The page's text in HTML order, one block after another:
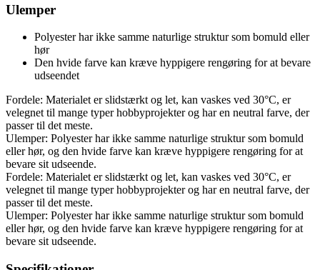
Ulemper
Polyester har ikke samme naturlige struktur som bomuld eller
hør
Den hvide farve kan kræve hyppigere rengøring for at bevare
udseendet
Fordele: Materialet er slidstærkt og let, kan vaskes ved 30°C, er
velegnet til mange typer hobbyprojekter og har en neutral farve, der
passer til det meste.
Ulemper: Polyester har ikke samme naturlige struktur som bomuld
eller hør, og den hvide farve kan kræve hyppigere rengøring for at
bevare sit udseende.
Fordele: Materialet er slidstærkt og let, kan vaskes ved 30°C, er
velegnet til mange typer hobbyprojekter og har en neutral farve, der
passer til det meste.
Ulemper: Polyester har ikke samme naturlige struktur som bomuld
eller hør, og den hvide farve kan kræve hyppigere rengøring for at
bevare sit udseende.